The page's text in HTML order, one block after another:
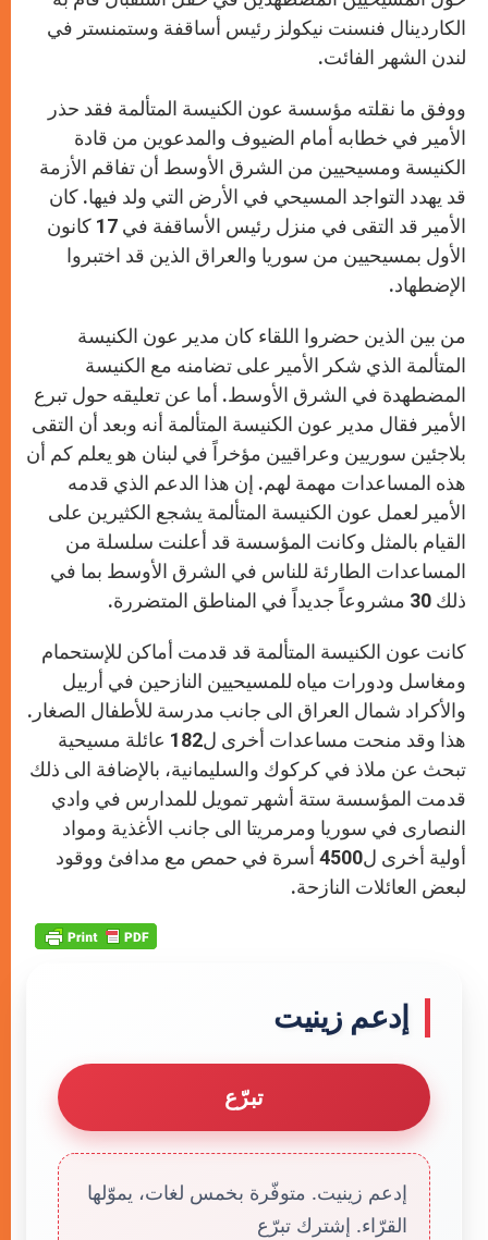
الكاردينال فنسنت نيكولز رئيس أساقفة وستمنستر في
لندن الشهر الفائت.
ووفق ما نقلته مؤسسة عون الكنيسة المتألمة فقد حذر
الأمير في خطابه أمام الضيوف والمدعوين من قادة
الكنيسة ومسيحيين من الشرق الأوسط أن تفاقم الأزمة
قد يهدد التواجد المسيحي في الأرض التي ولد فيها. كان
الأمير قد التقى في منزل رئيس الأساقفة في 17 كانون
الأول بمسيحيين من سوريا والعراق الذين قد اختبروا
الإضطهاد.
من بين الذين حضروا اللقاء كان مدير عون الكنيسة
المتألمة الذي شكر الأمير على تضامنه مع الكنيسة
المضطهدة في الشرق الأوسط. أما عن تعليقه حول تبرع
الأمير فقال مدير عون الكنيسة المتألمة أنه وبعد أن التقى
بلاجئين سوريين وعراقيين مؤخراً في لبنان هو يعلم كم أن
هذه المساعدات مهمة لهم. إن هذا الدعم الذي قدمه
الأمير لعمل عون الكنيسة المتألمة يشجع الكثيرين على
القيام بالمثل وكانت المؤسسة قد أعلنت سلسلة من
المساعدات الطارئة للناس في الشرق الأوسط بما في
ذلك 30 مشروعاً جديداً في المناطق المتضررة.
كانت عون الكنيسة المتألمة قد قدمت أماكن للإستحمام
ومغاسل ودورات مياه للمسيحيين النازحين في أربيل
والأكراد شمال العراق الى جانب مدرسة للأطفال الصغار.
هذا وقد منحت مساعدات أخرى ل182 عائلة مسيحية
تبحث عن ملاذ في كركوك والسليمانية، بالإضافة الى ذلك
قدمت المؤسسة ستة أشهر تمويل للمدارس في وادي
النصارى في سوريا ومرمريتا الى جانب الأغذية ومواد
أولية أخرى ل4500 أسرة في حمص مع مدافئ ووقود
لبعض العائلات النازحة.
إدعم زينيت
تبرّع
إدعم زينيت. متوفّرة بخمس لغات، يموّلها
القرّاء. إشترك تبرّع